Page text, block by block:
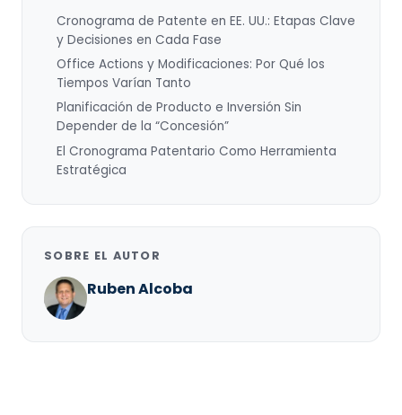
Cronograma de Patente en EE. UU.: Etapas Clave
y Decisiones en Cada Fase
Office Actions y Modificaciones: Por Qué los
Tiempos Varían Tanto
Planificación de Producto e Inversión Sin
Depender de la “Concesión”
El Cronograma Patentario Como Herramienta
Estratégica
SOBRE EL AUTOR
Ruben Alcoba